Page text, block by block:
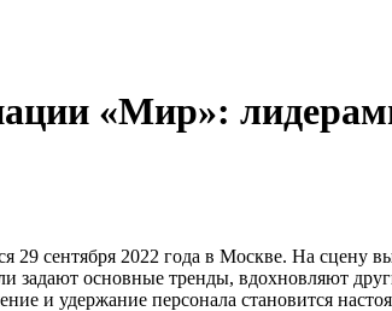
«Мир»:
29 сентября 2022 года в Москве. На сцену
основные тренды, вдохновляют
и удержание персонала становится